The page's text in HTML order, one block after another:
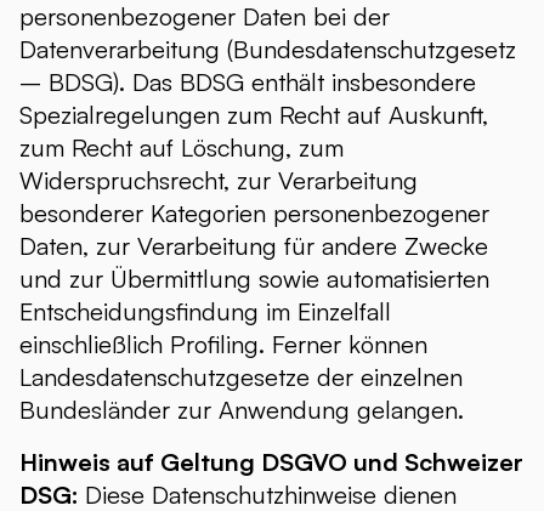
personenbezogener Daten bei der
Datenverarbeitung (Bundesdatenschutzgesetz
– BDSG). Das BDSG enthält insbesondere
Spezialregelungen zum Recht auf Auskunft,
zum Recht auf Löschung, zum
Widerspruchsrecht, zur Verarbeitung
besonderer Kategorien personenbezogener
Daten, zur Verarbeitung für andere Zwecke
und zur Übermittlung sowie automatisierten
Entscheidungsfindung im Einzelfall
einschließlich Profiling. Ferner können
Landesdatenschutzgesetze der einzelnen
Bundesländer zur Anwendung gelangen.
Hinweis auf Geltung DSGVO und Schweizer
DSG: Diese Datenschutzhinweise dienen